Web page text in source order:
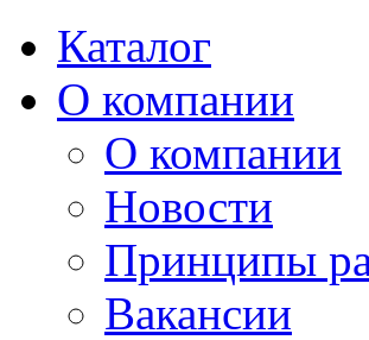
Каталог
О компании
О компании
Новости
Принципы
Вакансии